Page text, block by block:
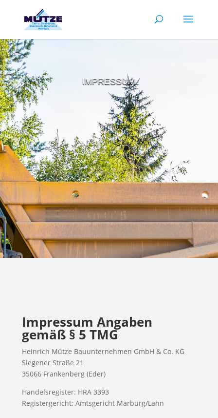
IMPRESSUM
Impressum Angaben
gemäß § 5 TMG
Heinrich Mütze Bauunternehmen GmbH & Co. KG
Siegener Straße 21
35066 Frankenberg (Eder)
Handelsregister: HRA 3393
Registergericht: Amtsgericht Marburg/Lahn